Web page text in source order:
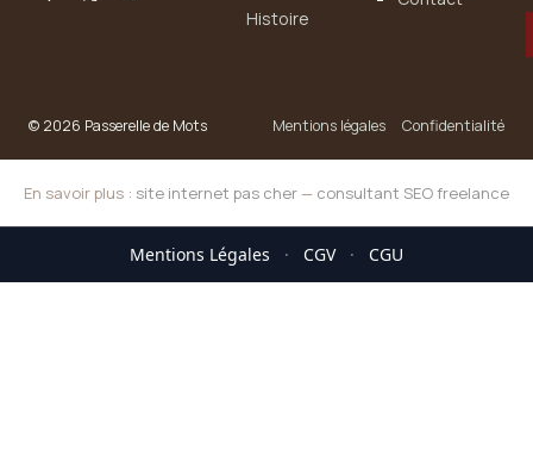
Histoire
© 2026 Passerelle de Mots Mentions légales Confidentialité
En savoir plus : site internet pas cher — consultant SEO freelance
Mentions Légales · CGV · CGU